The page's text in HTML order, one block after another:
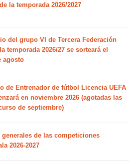
la temporada 2026/2027
del grupo VI de Tercera Federación
temporada 2026/27 se sorteará el
agosto
de Entrenador de fútbol Licencia UEFA
en noviembre 2026 (agotadas las
de septiembre)
generales de las competiciones
2026-2027